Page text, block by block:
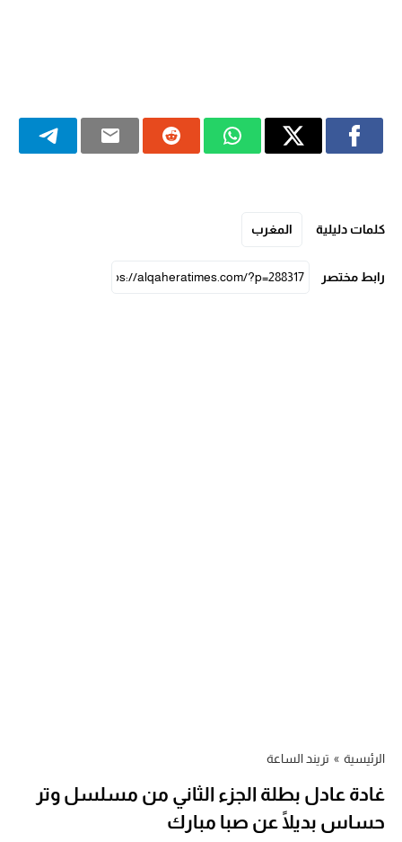
كلمات دليلية المغرب
رابط مختصر
الرئيسية » تريند الساعة
غادة عادل بطلة الجزء الثاني من مسلسل وتر
حساس بديلًا عن صبا مبارك